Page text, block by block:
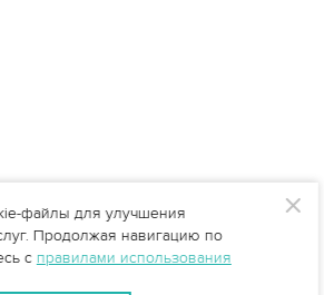
файлы для улучшения
Продолжая навигацию по
с правилами использования